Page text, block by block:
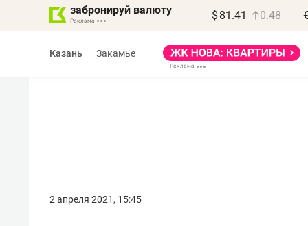
забронируй валюту $ 81.41 0.48
Казань Закамье
2 апреля 2021, 15:45